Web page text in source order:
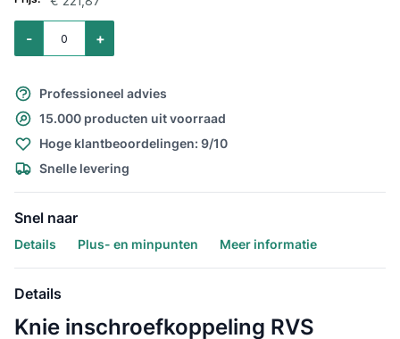
Aantal voor Knie inschroefkoppeling RVS draaibaar push-in 1/2" x 16mm
+
-
Professioneel advies
15.000 producten uit voorraad
Hoge klantbeoordelingen: 9/10
Snelle levering
Snel naar
Details Plus- en minpunten Meer informatie
Details
Knie inschroefkoppeling RVS